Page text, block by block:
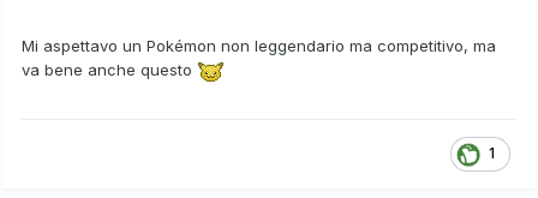
Mi aspettavo un Pokémon non leggendario ma competitivo, ma
va bene anche questo
1